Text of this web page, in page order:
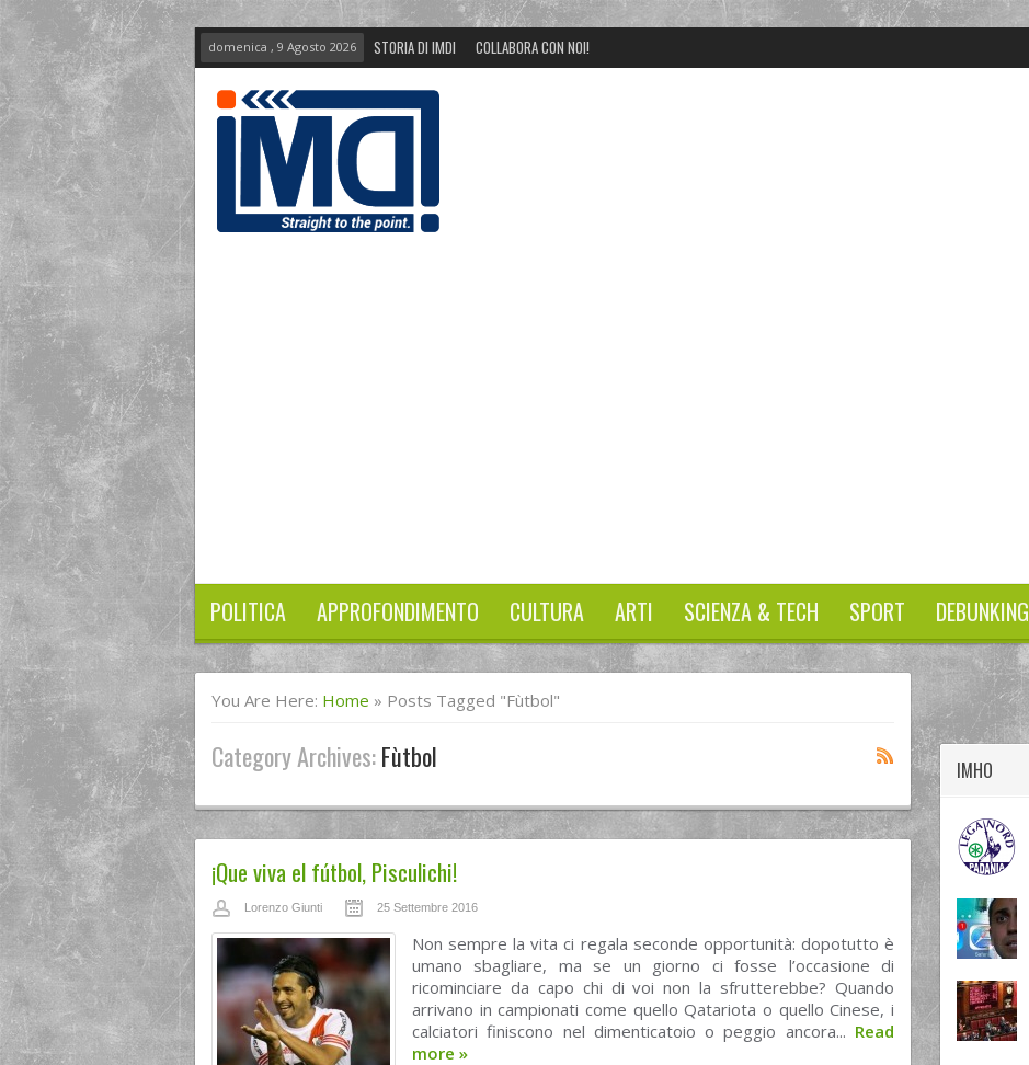
domenica , 9 Agosto 2026 STORIA DI IMDI COLLABORA CON NOI!
POLITICA APPROFONDIMENTO CULTURA ARTI SCIENZA & TECH SPORT DEBUNKING
You Are Here: Home » Posts Tagged "Fùtbol"
Category Archives:Fùtbol
¡Que viva el fútbol, Pisculichi!
Lorenzo Giunti 25 Settembre 2016
Non sempre la vita ci regala seconde opportunità: dopotutto è
umano sbagliare, ma se un giorno ci fosse l’occasione di
ricominciare da capo chi di voi non la sfrutterebbe? Quando
arrivano in campionati come quello Qatariota o quello Cinese, i
calciatori finiscono nel dimenticatoio o peggio ancora... Read
more »
IMHO